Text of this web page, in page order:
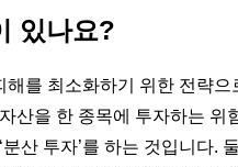
있나요?
해를 최소화하기 위한 전략으
산을 한 종목에 투자하는 위
분산 투자’를 하는 것입니다.